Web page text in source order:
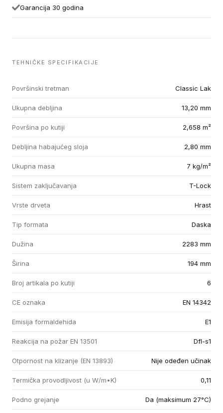
Garancija 30 godina
TEHNIČKE SPECIFIKACIJE
Površinski tretman Classic Lak
Ukupna debljina 13,20 mm
Površina po kutiji 2,658 m²
Debljina habajućeg sloja 2,80 mm
Ukupna masa 7 kg/m²
Sistem zaključavanja T-Lock
Vrste drveta Hrast
Tip formata Daska
Dužina 2283 mm
Širina 194 mm
Broj artikala po kutiji 6
CE oznaka EN 14342
Emisija formaldehida E1
Reakcija na požar EN 13501 Dfl-s1
Otpornost na klizanje (EN 13893) Nije odeđen učinak
Termička provodljivost (u W/m•K) 0,11
Podno grejanje Da (maksimum 27°C)